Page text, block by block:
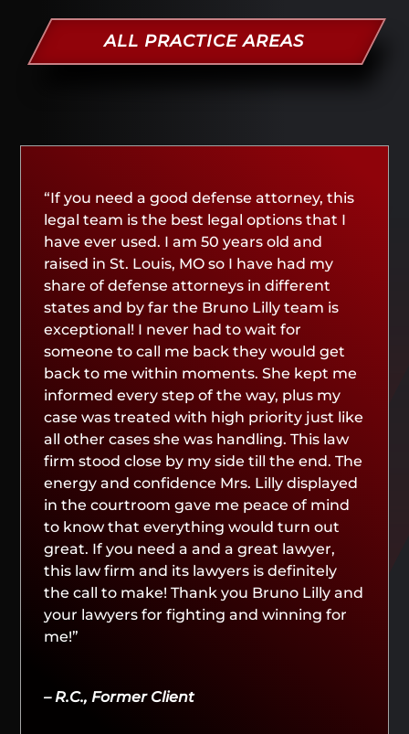
ALL PRACTICE AREAS
“If you need a good defense attorney, this
legal team is the best legal options that I
have ever used. I am 50 years old and
raised in St. Louis, MO so I have had my
share of defense attorneys in different
states and by far the Bruno Lilly team is
exceptional! I never had to wait for
someone to call me back they would get
back to me within moments. She kept me
informed every step of the way, plus my
case was treated with high priority just like
all other cases she was handling. This law
firm stood close by my side till the end. The
energy and confidence Mrs. Lilly displayed
in the courtroom gave me peace of mind
to know that everything would turn out
great. If you need a and a great lawyer,
this law firm and its lawyers is definitely
the call to make! Thank you Bruno Lilly and
your lawyers for fighting and winning for
me!”
– R.C., Former Client